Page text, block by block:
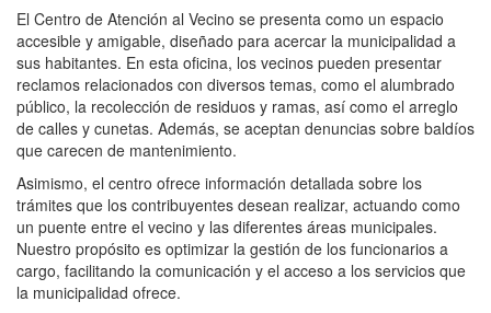
El Centro de Atención al Vecino se presenta como un espacio
accesible y amigable, diseñado para acercar la municipalidad a
sus habitantes. En esta oficina, los vecinos pueden presentar
reclamos relacionados con diversos temas, como el alumbrado
público, la recolección de residuos y ramas, así como el arreglo
de calles y cunetas. Además, se aceptan denuncias sobre baldíos
que carecen de mantenimiento.
Asimismo, el centro ofrece información detallada sobre los
trámites que los contribuyentes desean realizar, actuando como
un puente entre el vecino y las diferentes áreas municipales.
Nuestro propósito es optimizar la gestión de los funcionarios a
cargo, facilitando la comunicación y el acceso a los servicios que
la municipalidad ofrece.